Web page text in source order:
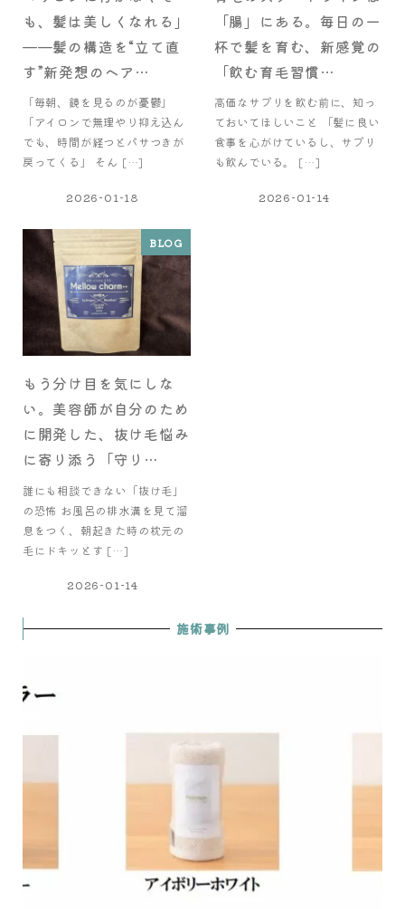
も、髪は美しくなれる」
——髪の構造を“立て直
す”新発想のヘア…
「毎朝、鏡を見るのが憂鬱」
「アイロンで無理やり抑え込ん
でも、時間が経つとパサつきが
戻ってくる」 そん […]
2026-01-18
「腸」にある。毎日の一
杯で髪を育む、新感覚の
「飲む育毛習慣…
高価なサプリを飲む前に、知っ
ておいてほしいこと 「髪に良い
食事を心がけているし、サプリ
も飲んでいる。 […]
2026-01-14
BLOG
もう分け目を気にしな
い。美容師が自分のため
に開発した、抜け毛悩み
に寄り添う「守り…
誰にも相談できない「抜け毛」
の恐怖 お風呂の排水溝を見て溜
息をつく、朝起きた時の枕元の
毛にドキッとす […]
2026-01-14
施術事例